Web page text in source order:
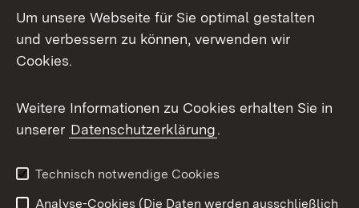
Mastodon
Messenger
Social Wall
X / Twitter
Youtube
Um unsere Webseite für Sie optimal gestalten
und verbessern zu können, verwenden wir
Cookies.
Weitere Informationen zu Cookies erhalten Sie in
unserer Datenschutzerklärung.
Technisch notwendige Cookies
Analyse-Cookies (Die Daten werden ausschließlich